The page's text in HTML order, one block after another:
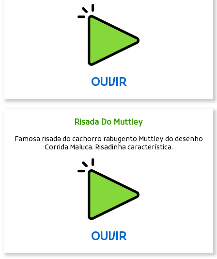
OUVIR
Risada Do Muttley
Famosa risada do cachorro rabugento Muttley do desenho
Corrida Maluca. Risadinha característica.
OUVIR